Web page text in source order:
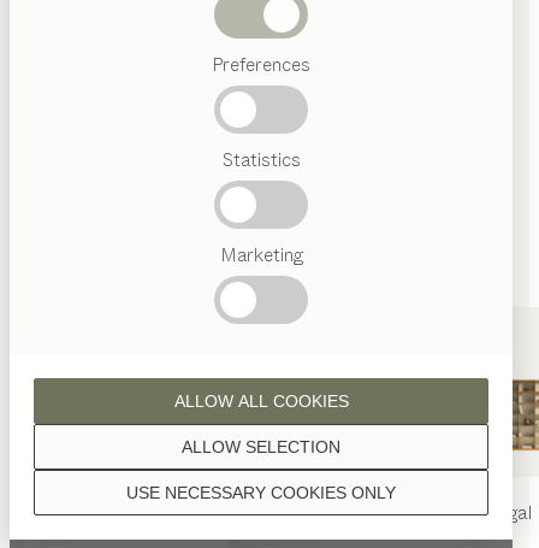
Preferences
Statistics
Marketing
USE NECESSARY COOKIES ONLY
ALLOW SELECTION
ALLOW ALL COOKIES
Österreichisches
Handwerk
nyaTisch nyaStuhl filignoRegal
Wenn nicht anders angeführt, werden alle
Holzoberflächen mit reinem Naturöl veredelt.
Nussbaum Wild
Eiche